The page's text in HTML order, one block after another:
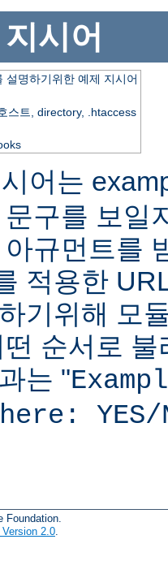
지시어
설명하기위한 예제 지시어
스트, directory, .htaccess
어는
구를 보일
규먼트를
적용한
기위해 모
순서로
는 "
YES/
Foundation.
2.0.